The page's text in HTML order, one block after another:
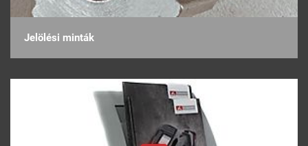
Jelölési minták